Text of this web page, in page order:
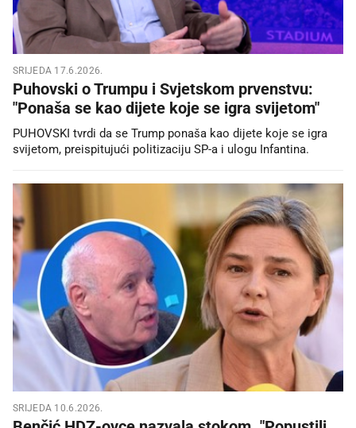
SRIJEDA 17.6.2026.
Puhovski o Trumpu i Svjetskom prvenstvu:
"Ponaša se kao dijete koje se igra svijetom"
PUHOVSKI tvrdi da se Trump ponaša kao dijete koje se igra
svijetom, preispitujući politizaciju SP-a i ulogu Infantina.
SRIJEDA 10.6.2026.